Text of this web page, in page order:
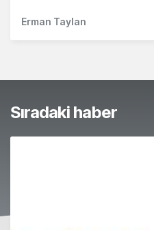
Erman Taylan
Sıradaki haber